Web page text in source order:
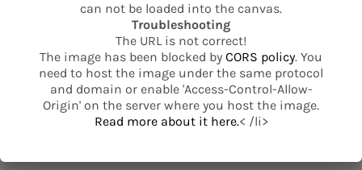
Relaterade produkter
SE ALLA PRODUKTER
-25%
base.png
can not be loaded into the canvas.
Troubleshooting
The URL is not correct!
The image has been blocked byCORS policy. You
need to host the image under the same protocol
and domain or enable 'Access-Control-Allow-
Origin' on the server where you host the image.
can not be loaded into the canvas.
Troubleshooting
The URL is not correct!
The image has been blocked by CORS policy. You
need to host the image under the same protocol
and domain or enable 'Access-Control-Allow-
Origin' on the server where you host the image.
Read more about it here.< /li>